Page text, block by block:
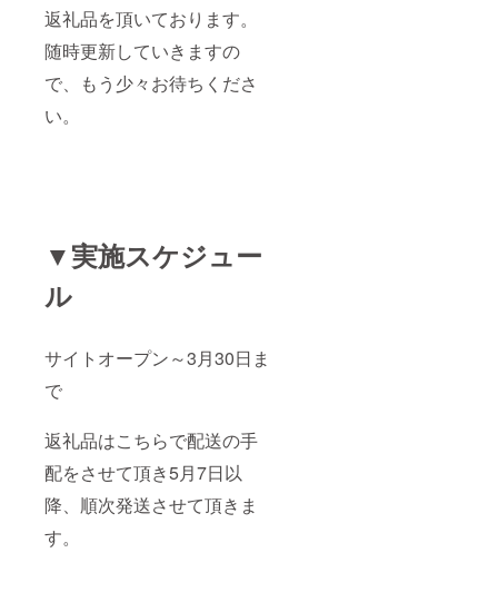
返礼品を頂いております。
随時更新していきますの
で、もう少々お待ちくださ
い。
▼実施スケジュー
ル
サイトオープン～3月30日ま
で
返礼品はこちらで配送の手
配をさせて頂き5月7日以
降、順次発送させて頂きま
す。